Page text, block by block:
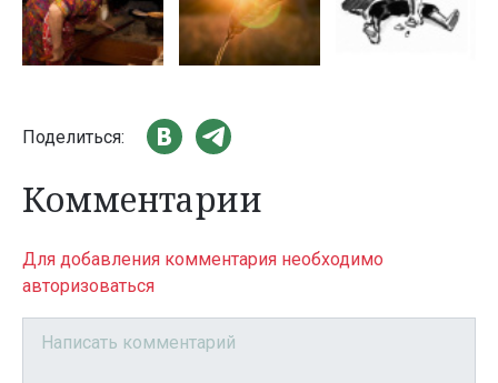
Поделиться:
Комментарии
Для добавления комментария необходимо
авторизоваться